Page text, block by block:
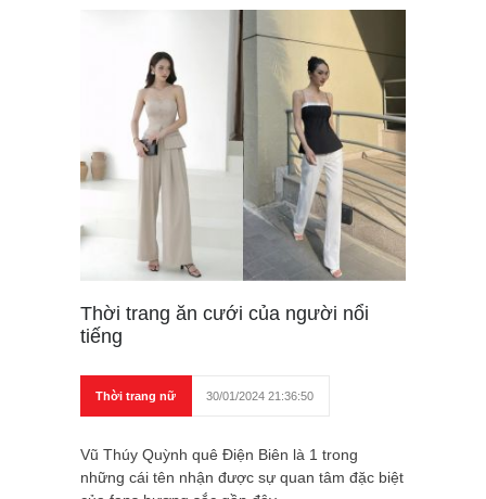
Thời trang ăn cưới của người nổi
tiếng
Thời trang nữ 30/01/2024 21:36:50
Vũ Thúy Quỳnh quê Điện Biên là 1 trong
những cái tên nhận được sự quan tâm đặc biệt